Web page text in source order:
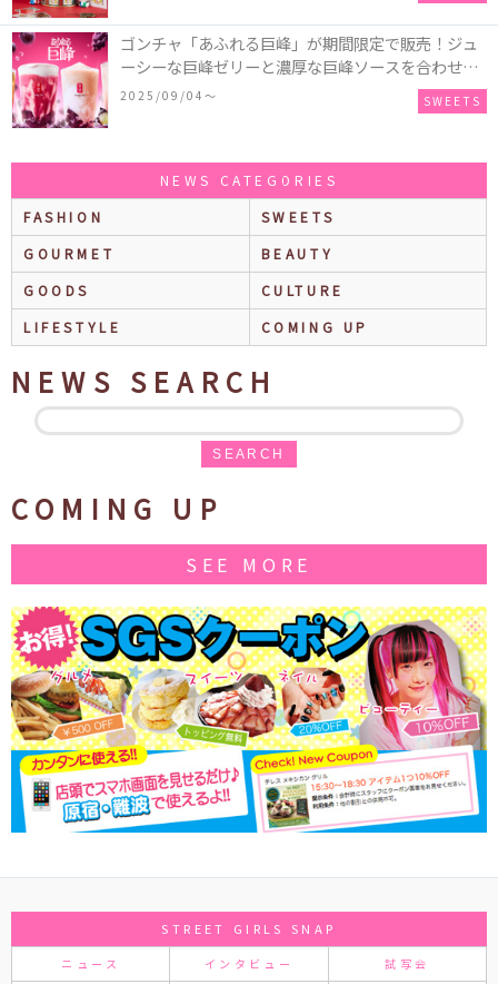
ゴンチャ「あふれる巨峰」が期間限定で販売！ジュ
ーシーな巨峰ゼリーと濃厚な巨峰ソースを合わせた
ミルクティー、ティーエード、ジェラッティー、ス
2025/09/04〜 SWEETS
NEWS CATEGORIES
FASHION
SWEETS
GOURMET
BEAUTY
GOODS
CULTURE
LIFESTYLE
COMING UP
NEWS SEARCH
SEARCH
COMING UP
SEE MORE
STREET GIRLS SNAP
ニュース インタビュー 試写会